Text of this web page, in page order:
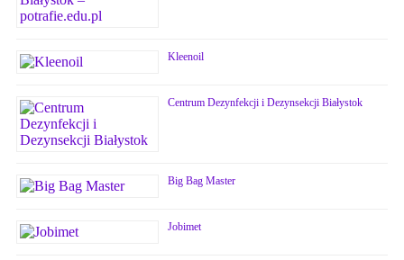
Kleenoil
Centrum Dezynfekcji i Dezynsekcji Białystok
Big Bag Master
Jobimet